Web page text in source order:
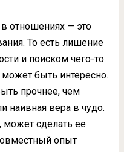
отношениях — это
То есть лишение
и поиском чего-то
может быть интересно.
прочнее, чем
наивная вера в чудо.
может сделать ее
опыт